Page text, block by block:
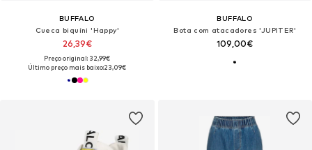
BUFFALO
Cueca biquíni 'Happy'
26,39€
Preço original: 32,99€
Último preço mais baixo:23,09€
BUFFALO
Bota com atacadores 'JUPITER'
109,00€